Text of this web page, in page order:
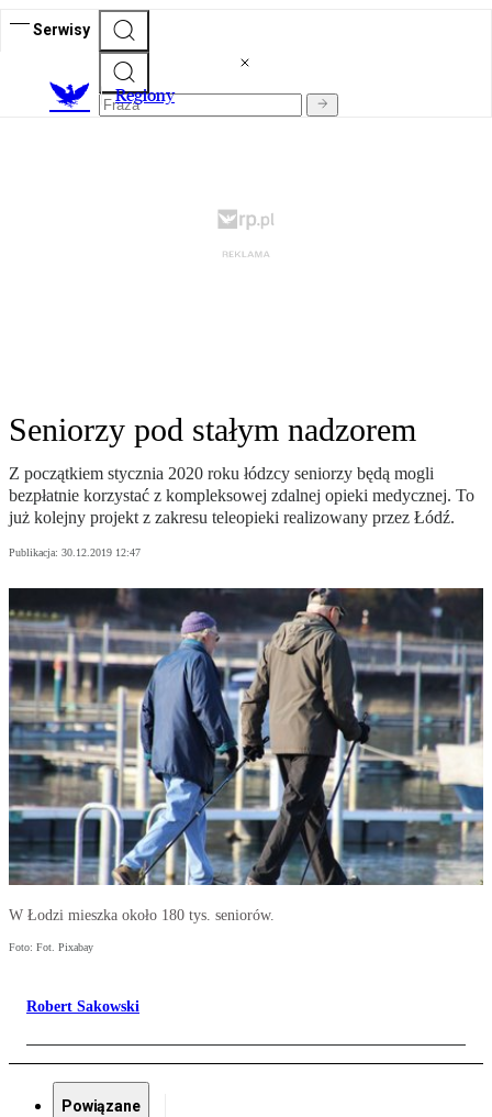
Serwisy
Regiony
Seniorzy pod stałym nadzorem
Z początkiem stycznia 2020 roku łódzcy seniorzy będą mogli
bezpłatnie korzystać z kompleksowej zdalnej opieki medycznej. To
już kolejny projekt z zakresu teleopieki realizowany przez Łódź.
Publikacja: 30.12.2019 12:47
W Łodzi mieszka około 180 tys. seniorów.
Foto: Fot. Pixabay
Robert Sakowski
Powiązane